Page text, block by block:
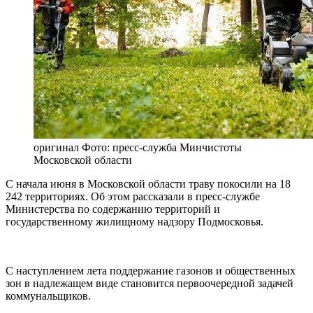
оригинал Фото: пресс-служба Минчистоты
Московской области
С начала июня в Московской области траву покосили на 18
242 территориях. Об этом рассказали в пресс-службе
Министерства по содержанию территорий и
государственному жилищному надзору Подмосковья.
С наступлением лета поддержание газонов и общественных
зон в надлежащем виде становится первоочередной задачей
коммунальщиков.